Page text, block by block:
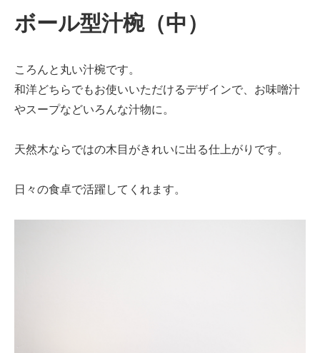
ボール型汁椀（中）
ころんと丸い汁椀です。
和洋どちらでもお使いいただけるデザインで、お味噌汁
やスープなどいろんな汁物に。
天然木ならではの木目がきれいに出る仕上がりです。
日々の食卓で活躍してくれます。